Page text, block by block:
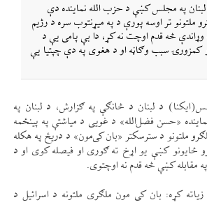
لبنان په مجلس كښې د حزب الله نماينده دې
ملتونو تر اوسه پورې د په میړنتوب سره د رژيم
وړاندې څه قدم اوچت نه كړ، دا بې پامی یې د
كمزورۍ سبب وګاڼه او د هغوی په دې چپتيا یې
د لبنان د څانګې په ګزارش، د لبنان په
«حسن فضل‌الله» د غويی د مياشتې په پينځمه
ملتونو د سترسكتر «بان كی‌مون» د دریځ په هكله
ځايونو كښې يو اړخ ته ګوری او فيصله كوی او د
مقابله كښې څه قدم نه اوچتوی.
كړه: بان كی مون ملګری ملتونه د اسرائيل د